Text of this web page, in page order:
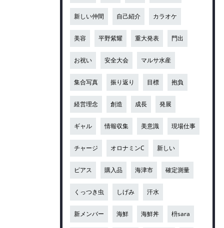
新しい仲間 自己紹介 カラオケ
美容 平野紫耀 重大発表 門出
お祝い 安全大会 マルサ水産
集合写真 振り返り 目標 抱負
経営理念 創造 成長 発展
ギャル 情報収集 美意識 現場仕事
チャージ オロナミンC 新しい
ピアス 購入品 海津市 確定測量
くっつき虫 しげみ 汗水
新メンバー 海鮮 海鮮丼 枡sara